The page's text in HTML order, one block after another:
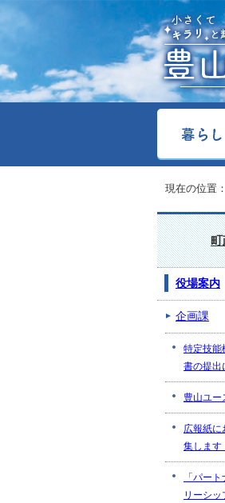
現在の位置
町
役場案内
企画課
特定技能
書の提出
豊山ユー
広報紙に
集します
「パー
リーシ